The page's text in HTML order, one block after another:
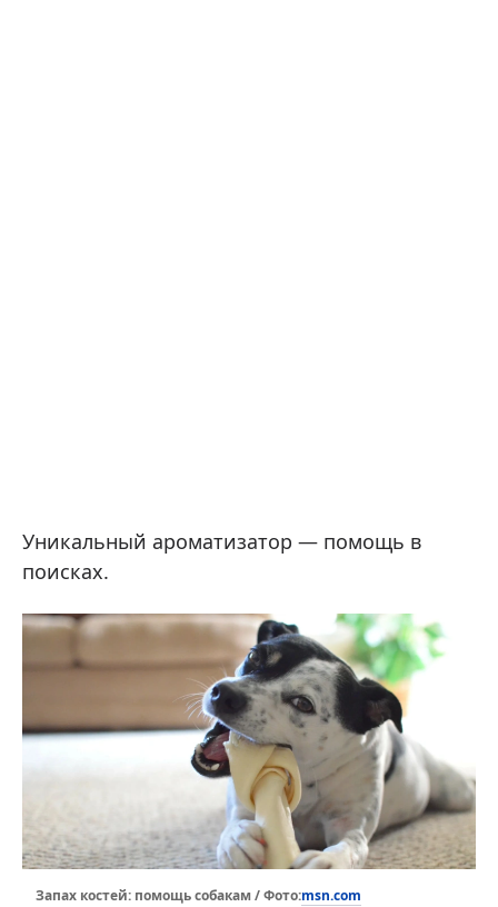
Уникальный ароматизатор — помощь в
поисках.
Запах костей: помощь собакам / Фото:msn.com